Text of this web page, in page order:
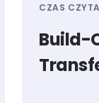
CZAS
Build-